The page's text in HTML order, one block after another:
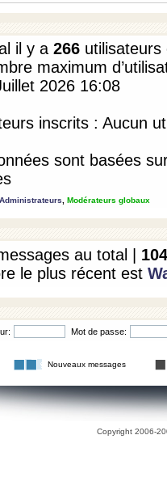
il y a 266
maximum
2026 16:08
inscrits : Aucun
sont basées
Administrateurs Modérateurs globaux
au total | 104
le plus récent est
Mot de passe:
Nouveaux messages
Copyright 2006-